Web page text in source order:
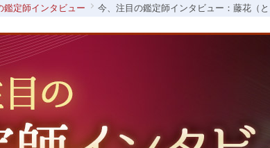
鑑定師インタビュー 今、注目の鑑定師インタビュー：藤花（